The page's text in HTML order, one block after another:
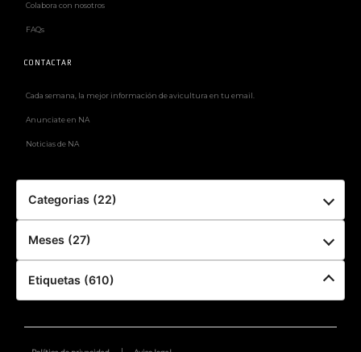
Colabora con nosotros
FAQs
CONTACTAR
Cada semana, la mejor información de avicultura en tu email.
Anunciate en NA
Noticias de NA
Categorias (22)
Meses (27)
Etiquetas (610)